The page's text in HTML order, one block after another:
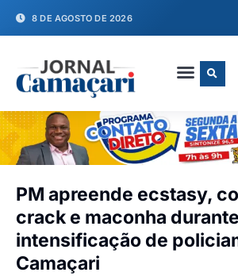
8 DE AGOSTO DE 2026
PM apreende ecstasy,
crack e maconha durante
intensificação de
Camaçari